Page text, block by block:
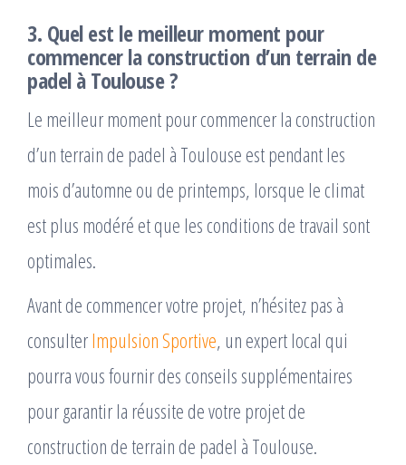
3. Quel est le meilleur moment pour
commencer la construction d’un terrain de
padel à Toulouse ?
Le meilleur moment pour commencer la construction
d’un terrain de padel à Toulouse est pendant les
mois d’automne ou de printemps, lorsque le climat
est plus modéré et que les conditions de travail sont
optimales.
Avant de commencer votre projet, n’hésitez pas à
consulterImpulsion Sportive, un expert local qui
pourra vous fournir des conseils supplémentaires
pour garantir la réussite de votre projet de
construction de terrain de padel à Toulouse.